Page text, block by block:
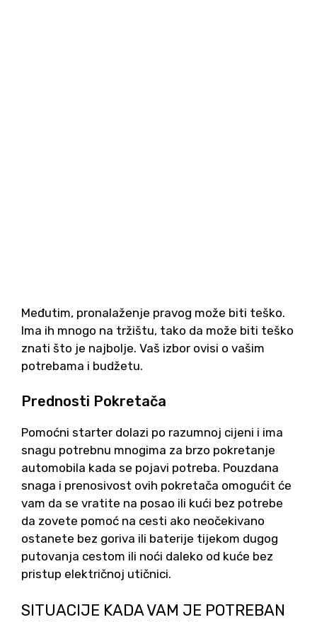
Međutim, pronalaženje pravog može biti teško.
Ima ih mnogo na tržištu, tako da može biti teško
znati što je najbolje. Vaš izbor ovisi o vašim
potrebama i budžetu.
Prednosti Pokretača
Pomoćni starter dolazi po razumnoj cijeni i ima
snagu potrebnu mnogima za brzo pokretanje
automobila kada se pojavi potreba. Pouzdana
snaga i prenosivost ovih pokretača omogućit će
vam da se vratite na posao ili kući bez potrebe
da zovete pomoć na cesti ako neočekivano
ostanete bez goriva ili baterije tijekom dugog
putovanja cestom ili noći daleko od kuće bez
pristup električnoj utičnici.
SITUACIJE KADA VAM JE POTREBAN